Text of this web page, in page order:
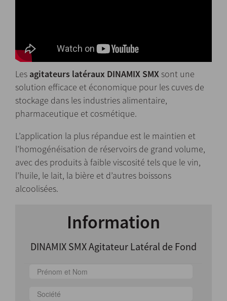
Les agitateurs latéraux DINAMIX SMX sont une
solution efficace et économique pour les cuves de
stockage dans les industries alimentaire,
pharmaceutique et cosmétique.
L’application la plus répandue est le maintien et
l’homogénéisation de réservoirs de grand volume,
avec des produits à faible viscosité tels que le vin,
l’huile, le lait, la bière et d’autres boissons
alcoolisées.
Information
DINAMIX SMX Agitateur Latéral de Fond